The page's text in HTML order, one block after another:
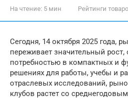
На чтение: 5 мин Рейтинги
Сегодня, 14 октября 2025 года,
переживает значительный
потребностью в компактных и
решениях для работы, учебы и
отраслевых исследований,
клубов растет со